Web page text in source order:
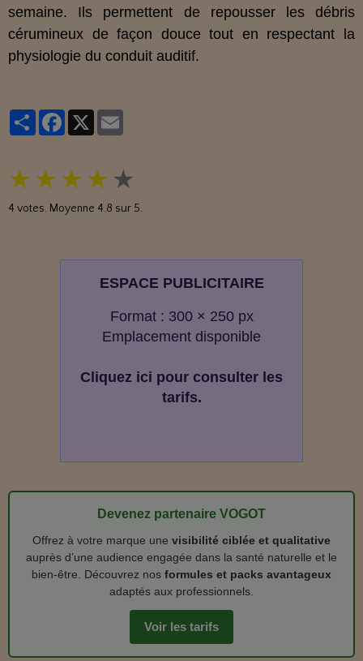
semaine. Ils permettent de repousser les débris
cérumineux de façon douce tout en respectant la
physiologie du conduit auditif.
PartagerFacebook
★ ★ ★ ★ ★
4 votes. Moyenne 4.8 sur 5.
ESPACE PUBLICITAIRE
Format : 300 × 250 px
Emplacement disponible
Cliquez ici pour consulter les
tarifs.
Devenez partenaire VOGOT
Offrez à votre marque une visibilité ciblée et qualitative
auprès d’une audience engagée dans la santé naturelle et le
bien‑être. Découvrez nos formules et packs avantageux
adaptés aux professionnels.
Voir les tarifs